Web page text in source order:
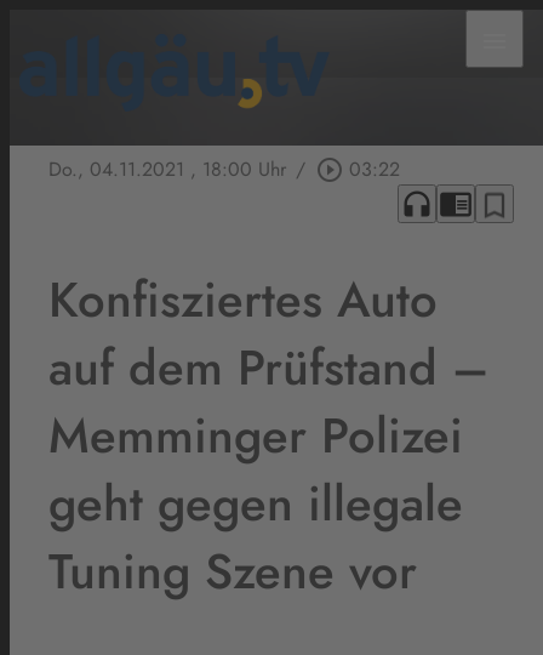
Do., 04.11.2021 , 18:00 Uhr / play_circle_outline 03:22
headphones chrome_reader_mode bookmark_border
Konfisziertes Auto
auf dem Prüfstand –
Memminger Polizei
geht gegen illegale
Tuning Szene vor